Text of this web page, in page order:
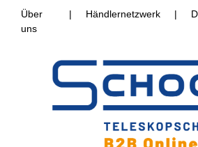
Über
uns
| Händlernetzwerk |